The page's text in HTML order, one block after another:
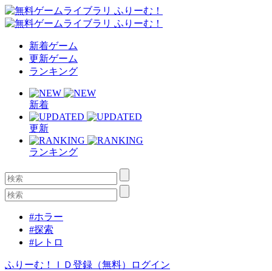
新着ゲーム
更新ゲーム
ランキング
新着
更新
ランキング
#ホラー
#探索
#レトロ
ふりーむ！ＩＤ登録（無料） ログイン